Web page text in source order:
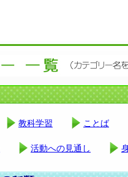
教科学習 ことば
活動への見通し